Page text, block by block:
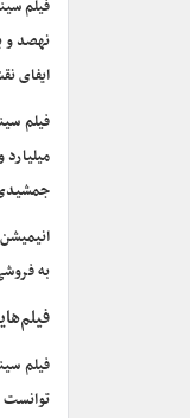
نهصد و
ایفای
به
فیلم